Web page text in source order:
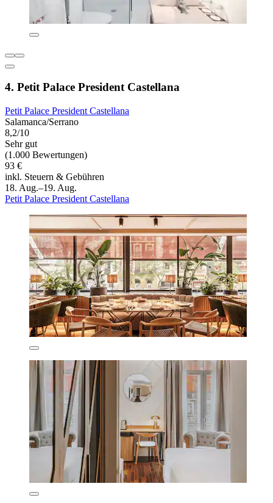
4. Petit Palace President Castellana
Petit Palace President Castellana
Salamanca/Serrano
8,2/10
Sehr gut
(1.000 Bewertungen)
93 €
inkl. Steuern & Gebühren
18. Aug.–19. Aug.
Petit Palace President Castellana